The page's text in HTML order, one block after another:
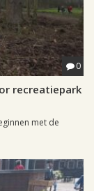
0
recreatiepark
met de